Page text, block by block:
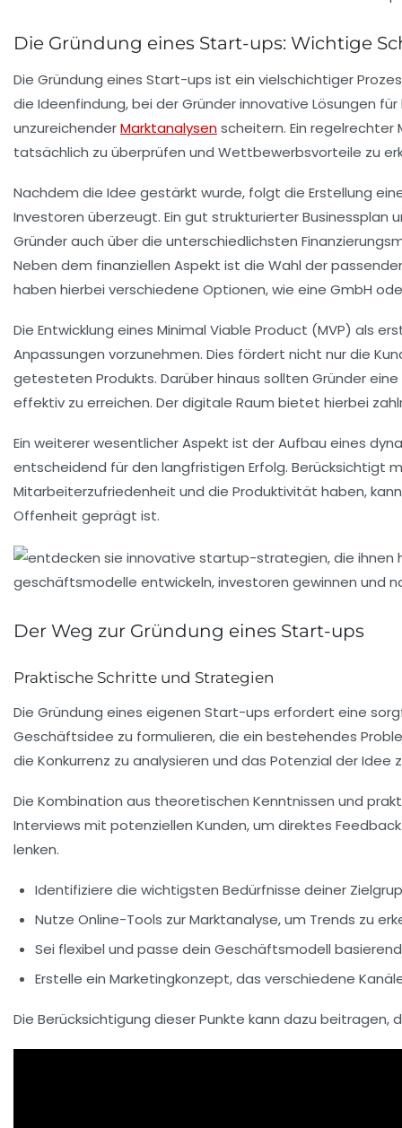
Die Gründung eines Start-ups: Wichtige
Die Gründung eines Start-ups ist ein vielschichtiger
die Ideenfindung, bei der Gründer innovative Lösungen
unzureichenderMarktanalysenscheitern. Ein regelrechter
tatsächlich zu überprüfen und Wettbewerbsvorteile zu
Nachdem die Idee gestärkt wurde, folgt die Erstellung
Investoren überzeugt. Ein gut strukturierter
Gründer auch über die unterschiedlichsten
Neben dem finanziellen Aspekt ist die Wahl der
haben hierbei verschiedene Optionen, wie eine GmbH
Die Entwicklung eines Minimal Viable Product (MVP) als
Anpassungen vorzunehmen. Dies fördert nicht nur die
getesteten Produkts. Darüber hinaus sollten Gründer
effektiv zu erreichen. Der digitale Raum bietet hierbei
Ein weiterer wesentlicher Aspekt ist der Aufbau eines
entscheidend für den langfristigen Erfolg. Berücksichtigt
Mitarbeiterzufriedenheit und die Produktivität haben,
Offenheit geprägt ist.
Der Weg zur Gründung eines Start-ups
Praktische Schritte und Strategien
Die Gründung eines eigenen Start-ups erfordert eine
Geschäftsidee zu formulieren, die ein bestehendes
die Konkurrenz zu analysieren und das Potenzial der Idee
Die Kombination aus theoretischen Kenntnissen und
Interviews mit potenziellen Kunden, um direktes
lenken.
Identifiziere die wichtigsten Bedürfnisse deiner
Nutze Online-Tools zurMarktanalyse, um Trends zu
Sei flexibel und passe dein Geschäftsmodell
Erstelle ein Marketingkonzept, das verschiedene
Die Berücksichtigung dieser Punkte kann dazu